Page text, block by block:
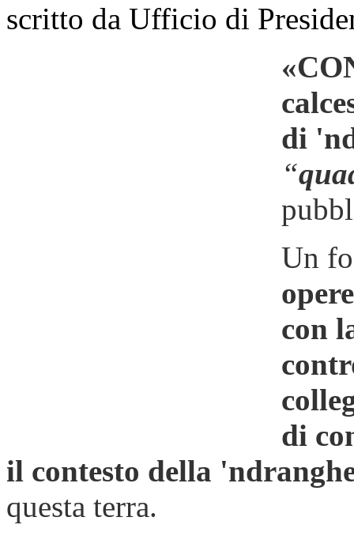
scritto da Ufficio di
di
“
Un
con
di
il contesto della
questa terra.